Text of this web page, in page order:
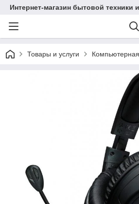
Интернет-магазин бытовой техники
Товары и услуги